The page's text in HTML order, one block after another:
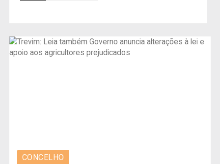
CONCELHO